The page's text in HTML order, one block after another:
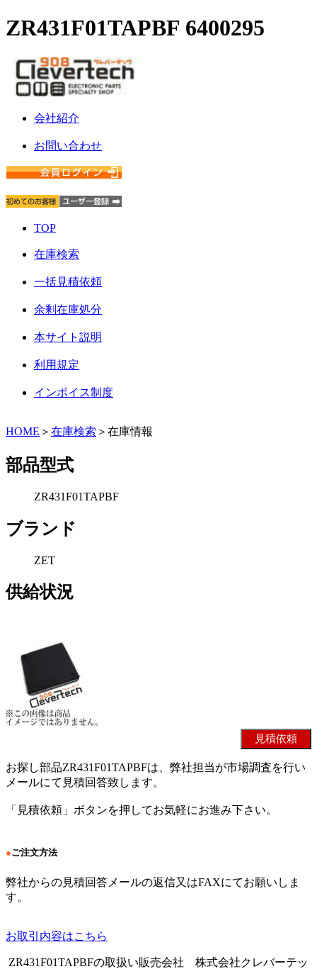
ZR431F01TAPBF 6400295
会社紹介
お問い合わせ
TOP
在庫検索
一括見積依頼
余剰在庫処分
本サイト説明
利用規定
インボイス制度
HOME ＞ 在庫検索 ＞在庫情報
部品型式
ZR431F01TAPBF
ブランド
ZET
供給状況
お探し部品ZR431F01TAPBFは、弊社担当が市場調査を行い
メールにて見積回答致します。
「見積依頼」ボタンを押してお気軽にお進み下さい。
●ご注文方法
弊社からの見積回答メールの返信又はFAXにてお願いしま
す。
お取引内容はこちら
ZR431F01TAPBFの取扱い販売会社 株式会社クレバーテッ